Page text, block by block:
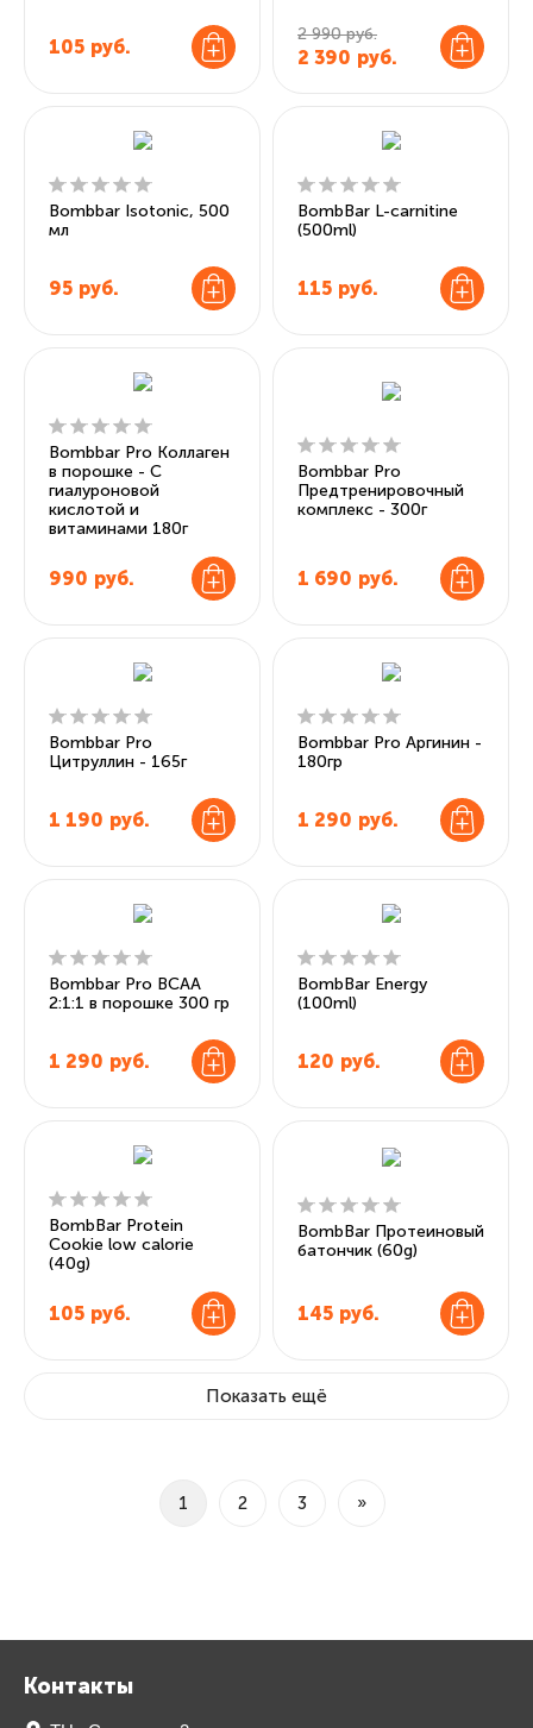
105 руб.
2 990 руб.
2 390 руб.
Bombbar Isotonic, 500
мл
95 руб.
BombBar L-carnitine
(500ml)
115 руб.
Bombbar Pro Коллаген
в порошке - С
гиалуроновой
кислотой и
витаминами 180г
990 руб.
Bombbar Pro
Предтренировочный
комплекс - 300г
1 690 руб.
Bombbar Pro
Цитруллин - 165г
1 190 руб.
Bombbar Pro Аргинин -
180гр
1 290 руб.
Bombbar Pro BCAA
2:1:1 в порошке 300 гр
1 290 руб.
BombBar Energy
(100ml)
120 руб.
BombBar Protein
Cookie low calorie
(40g)
105 руб.
BombBar Протеиновый
батончик (60g)
145 руб.
Показать ещё
1 2 3 »
Контакты